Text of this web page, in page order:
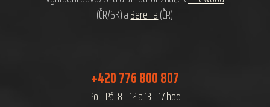
(ČR/SK) aBeretta(ČR)
+420 776 800 807
Po - Pá: 8 - 12 a 13 - 17 hod